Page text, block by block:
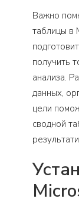
Важно
таблицы в
получить
анализа.
данных,
цели
сводной